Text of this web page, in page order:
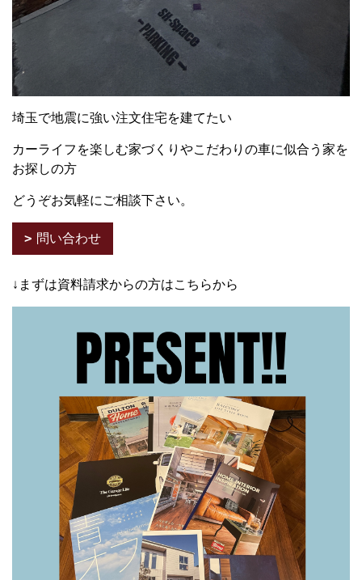
埼玉で地震に強い注文住宅を建てたい
カーライフを楽しむ家づくりやこだわりの車に似合う家を
お探しの方
どうぞお気軽にご相談下さい。
問い合わせ
↓まずは資料請求からの方はこちらから